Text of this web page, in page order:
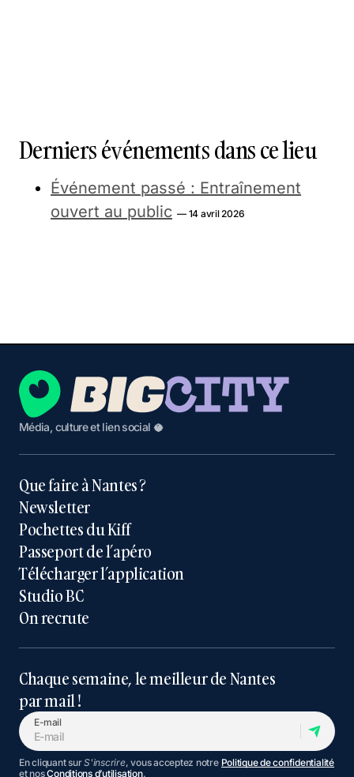
Derniers événements dans ce lieu
Événement passé : Entraînement
ouvert au public — 14 avril 2026
Média, culture et lien social 🥥
Que faire à Nantes ?
Newsletter
Pochettes du Kiff
Passeport de l’apéro
Télécharger l’application
Studio BC
On recrute
Chaque semaine, le meilleur de Nantes
par mail !
E-mail
En cliquant surS'inscrire, vous acceptez notre Politique de confidentialité
et nosConditions d’utilisation.